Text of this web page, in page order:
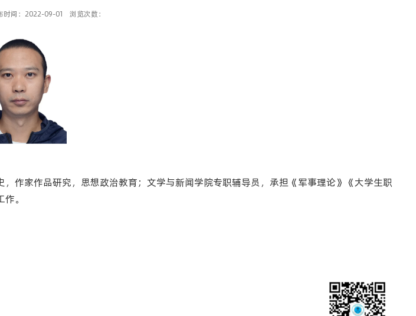
时间：2022-09-01 浏览次数：
作家作品研究，思想政治教育；文学与新闻学院专职辅导员，承担《军事理论》《大学生职
。